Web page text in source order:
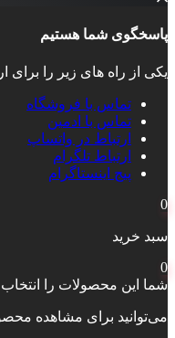
پاسخگوی شما هستیم
یکی از راه های زیر را برای
تماس با فروشگاه
تماس با ادمین
ارتباط در واتساپ
ارتباط تلگرام
پیج اینستاگرام
0
سبد خرید
0
شما این محصولات را انتخاب
می‌توانید برای مشاهده